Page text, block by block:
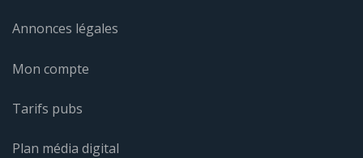
Annonces légales
Mon compte
Tarifs pubs
Plan média digital